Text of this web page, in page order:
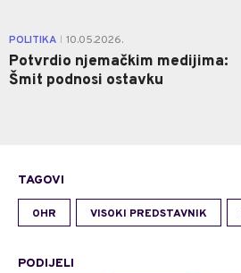
POLITIKA 10.05.2026.
Potvrdio njemačkim medijima:
Šmit podnosi ostavku
TAGOVI
OHR VISOKI PREDSTAVNIK
PODIJELI